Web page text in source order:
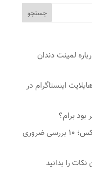
لمینت دندان
اینستاگرام در
برام؟
چک‌لیست افتتاح حساب واقعی فارکس؛ ۱۰ بررسی ضروری
را بدانید